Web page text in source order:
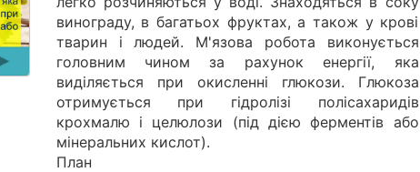
винограду, в багатьох фруктах, а також у крові
тварин і людей. М'язова робота виконується
головним чином за рахунок енергії, яка
виділяється при окисленні глюкози. Глюкоза
отримується при гідролізі полісахаридів
крохмалю і целюлози (під дією ферментів або
мінеральних кислот).
План